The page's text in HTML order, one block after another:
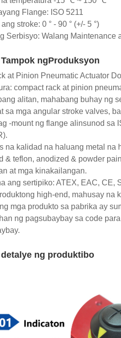
Flange: ISO 5211
stroke: 0 ° - 90 ° (+/- 5 °)
Serbisyo: Walang Maintenance
ngProduksyon
at Pinion Pneumatic Actuator
compact rack at pinion
alitan, mahabang buhay ng
sa mga angular stroke valves,
-mount ng flange alinsunod sa
na kalidad na haluang metal na
& teflon, anodized & powder
at mga kinakailangan.
ang sertipiko: ATEX, EAC, CE,
high-end, mahusay na
mga produkto sa pabrika ay
ng pagsubaybay sa code
detalye ng produktibo